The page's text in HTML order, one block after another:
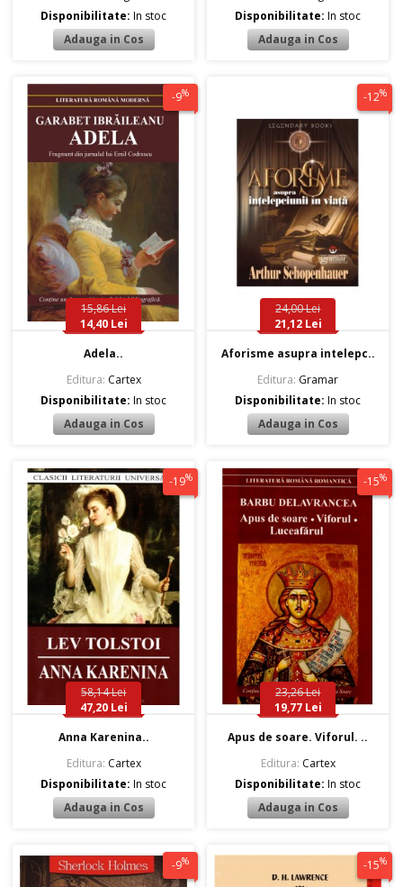
Disponibilitate:In stoc
Disponibilitate:In stoc
-9%
15,86 Lei
14,40 Lei
Adela..
Editura: Cartex
Disponibilitate:In stoc
-12%
24,00 Lei
21,12 Lei
Aforisme asupra intelepc..
Editura: Gramar
Disponibilitate:In stoc
-19%
58,14 Lei
47,20 Lei
Anna Karenina..
Editura: Cartex
Disponibilitate:In stoc
-15%
23,26 Lei
19,77 Lei
Apus de soare. Viforul. ..
Editura: Cartex
Disponibilitate:In stoc
-9% -15%